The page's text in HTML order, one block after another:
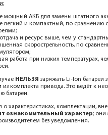
мощный АКБ для замены штатного
легкий и компактный, по сравнению
и ресурс выше, чем у
скорострельность, по
работа при низких температурах,
НЕЛЬЗЯ заряжать Li-Ion батареи
из комплекта привода. Это ведёт к
батареи.
характеристиках, комплектации,
ознакомительный характер; они
без уведомления.